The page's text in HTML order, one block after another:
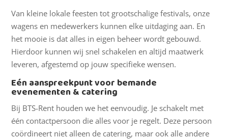
Van kleine lokale feesten tot grootschalige festivals, onze
wagens en medewerkers kunnen elke uitdaging aan. En
het mooie is dat alles in eigen beheer wordt gebouwd.
Hierdoor kunnen wij snel schakelen en altijd maatwerk
leveren, afgestemd op jouw specifieke wensen.
Eén aanspreekpunt voor bemande
evenementen & catering
Bij BTS-Rent houden we het eenvoudig. Je schakelt met
één contactpersoon die alles voor je regelt. Deze persoon
coördineert niet alleen de catering, maar ook alle andere